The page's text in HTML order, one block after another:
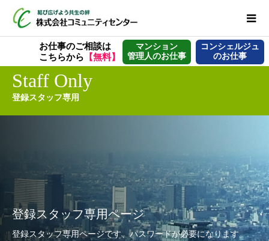
お仕事のご相談は
こちらから 【無料】
マンション
管理人のお仕事
コンシェルジュ
のお仕事
Staff Only
登録スタッフ専用
登録スタッフ専用ページ
登録スタッフ専用ページです、パスワードが必要になります。